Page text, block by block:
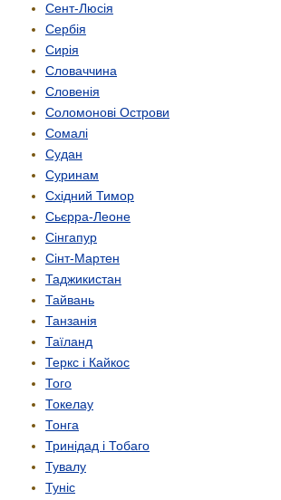
Сент-Люсія
Сербія
Сирія
Словаччина
Словенія
Соломонові Острови
Сомалі
Судан
Суринам
Східний Тимор
Сьєрра-Леоне
Сінгапур
Сінт-Мартен
Таджикистан
Тайвань
Танзанія
Таїланд
Теркс і Кайкос
Того
Токелау
Тонга
Тринідад і Тобаго
Тувалу
Туніс